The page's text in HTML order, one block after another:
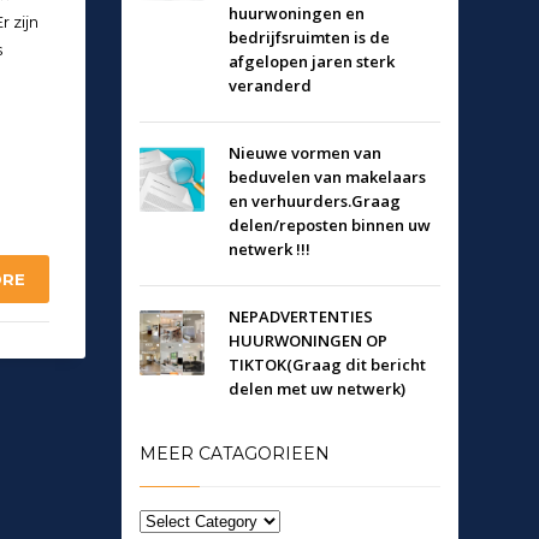
zijn
huurwoningen en
bedrijfsruimten is de
afgelopen jaren sterk
veranderd
Nieuwe vormen van
beduvelen van makelaars
en verhuurders.Graag
delen/reposten binnen uw
netwerk !!!
NEPADVERTENTIES
HUURWONINGEN OP
TIKTOK(Graag dit bericht
delen met uw netwerk)
MEER CATAGORIEEN